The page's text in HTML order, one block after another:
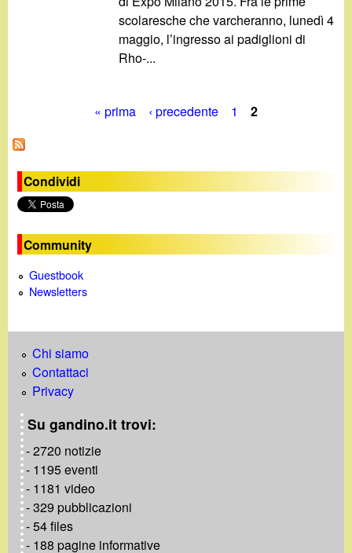
scolaresche che varcheranno, lunedì 4
maggio, l’ingresso ai padiglioni di
Rho-...
P
g
n
e
« prima ‹ precedente 1 2
Condividi
Community
Guestbook
Newsletters
Chi siamo
Contattaci
Privacy
Su gandino.it trovi:
- 2720 notizie
- 1195 eventi
- 1181 video
- 329 pubblicazioni
- 54 files
- 188 pagine informative